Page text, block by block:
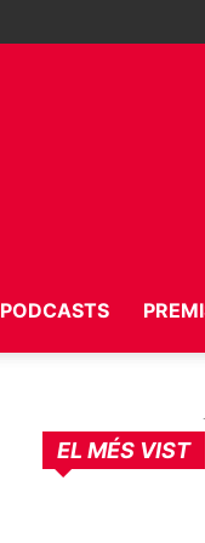
PODCASTS
EL MÉS VIST